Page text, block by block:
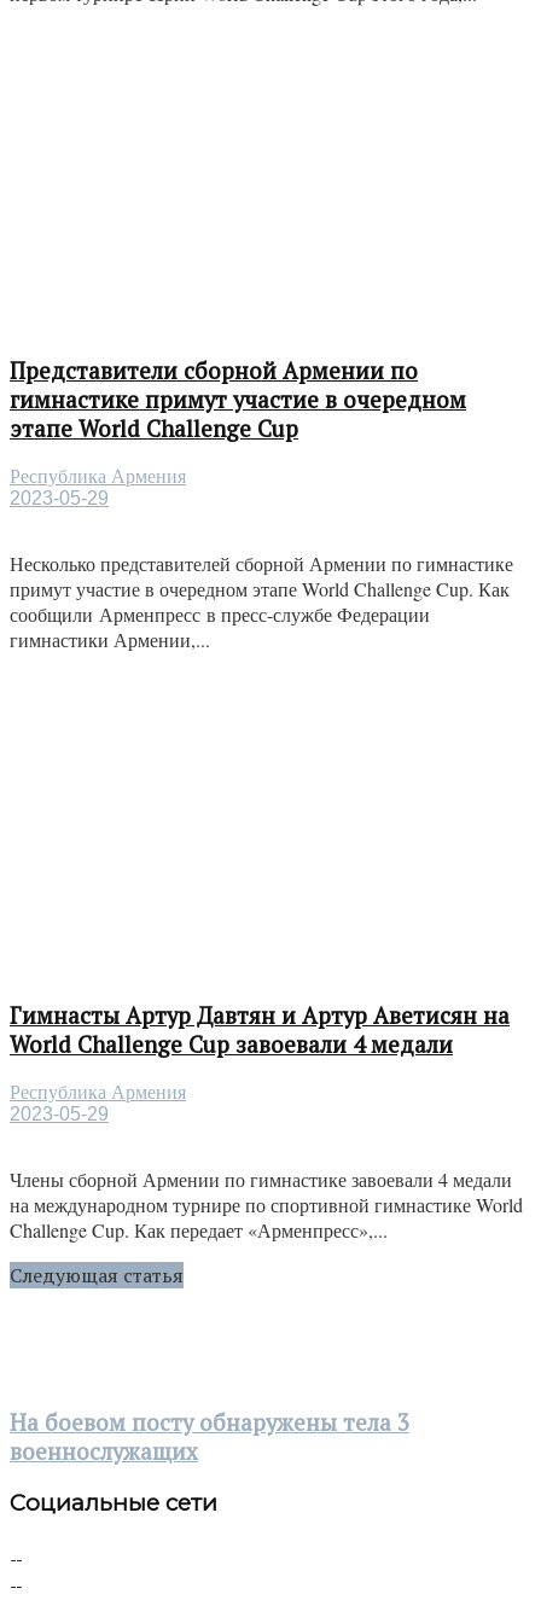
Представители сборной Армении по
гимнастике примут участие в очередном
этапе World Challenge Cup
Республика Армения
2023-05-29
Несколько представителей сборной Армении по гимнастике
примут участие в очередном этапе World Challenge Cup. Как
сообщили Арменпресс в пресс-службе Федерации
гимнастики Армении,...
Гимнасты Артур Давтян и Артур Аветисян на
World Challenge Cup завоевали 4 медали
Республика Армения
2023-05-29
Члены сборной Армении по гимнастике завоевали 4 медали
на международном турнире по спортивной гимнастике World
Challenge Cup. Как передает «Арменпресс»,...
Следующая статья
На боевом посту обнаружены тела 3
военнослужащих
Социальные сети